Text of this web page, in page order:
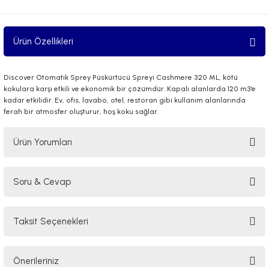
Ürün Özellikleri
Discover Otomatik Sprey Püskürtücü Spreyi Cashmere 320 ML, kötü
kokulara karşı etkili ve ekonomik bir çözümdür. Kapalı alanlarda 120 m3’e
kadar etkilidir. Ev, ofis, lavabo, otel, restoran gibi kullanım alanlarında
ferah bir atmosfer oluşturur, hoş koku sağlar.
Ürün Yorumları
Soru & Cevap
Taksit Seçenekleri
Önerileriniz